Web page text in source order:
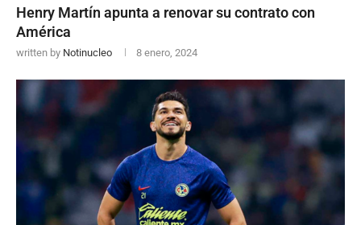
Henry Martín apunta a renovar su contrato con
América
written by Notinucleo 8 enero, 2024